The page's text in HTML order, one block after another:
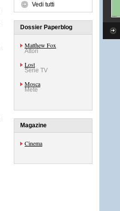
Vedi tutti
Dossier Paperblog
Matthew Fox
Attori
Lost
Serie TV
Mosca
Mete
Magazine
Cinema